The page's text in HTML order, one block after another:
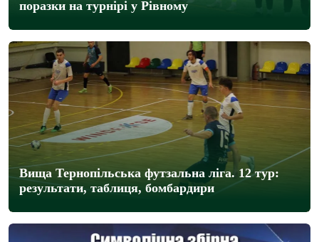
поразки на турнірі у Рівному
Вища Тернопільська футзальна ліга. 12 тур:
результати, таблиця, бомбардири